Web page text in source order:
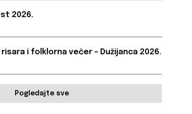
2026.
i folklorna večer – Dužijanca 2026.
Pogledajte sve